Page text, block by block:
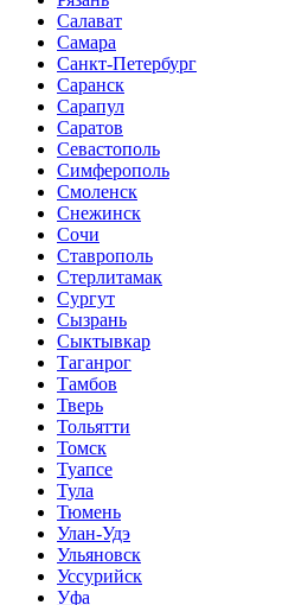
Салават
Самара
Санкт-Петербург
Саранск
Сарапул
Саратов
Севастополь
Симферополь
Смоленск
Снежинск
Сочи
Ставрополь
Стерлитамак
Сургут
Сызрань
Сыктывкар
Таганрог
Тамбов
Тверь
Тольятти
Томск
Туапсе
Тула
Тюмень
Улан-Удэ
Ульяновск
Уссурийск
Уфа